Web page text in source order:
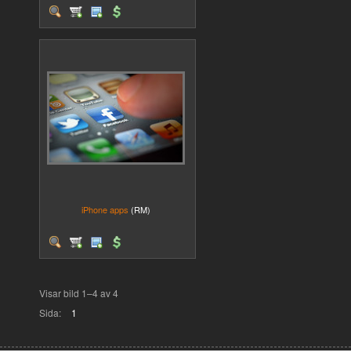
iPhone apps (RM)
Visar bild 1–4 av 4
Sida:
1